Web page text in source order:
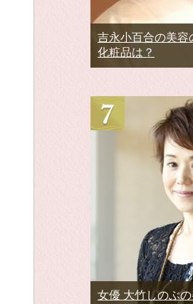
吉永小百合の美容
化粧品は？
女優 大竹しのぶ